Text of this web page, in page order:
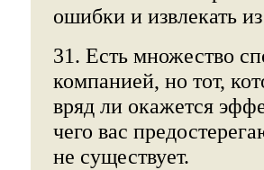
ошибки и извлекать
31. Есть множество
компанией, но тот,
вряд ли окажется
чего вас
не существует.